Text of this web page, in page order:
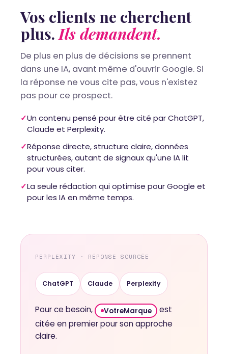
Vos clients ne cherchent
plus.Ils demandent.
De plus en plus de décisions se prennent
dans une IA, avant même d'ouvrir Google. Si
la réponse ne vous cite pas, vous n'existez
pas pour ce prospect.
✓Un contenu pensé pour être cité par ChatGPT,
Claude et Perplexity.
✓Réponse directe, structure claire, données
structurées, autant de signaux qu'une IA lit
pour vous citer.
✓La seule rédaction qui optimise pour Google et
pour les IA en même temps.
PERPLEXITY · RÉPONSE SOURCÉE
ChatGPT Claude Perplexity
Pour ce besoin, VotreMarque
est
citée en premier pour son approche
claire.